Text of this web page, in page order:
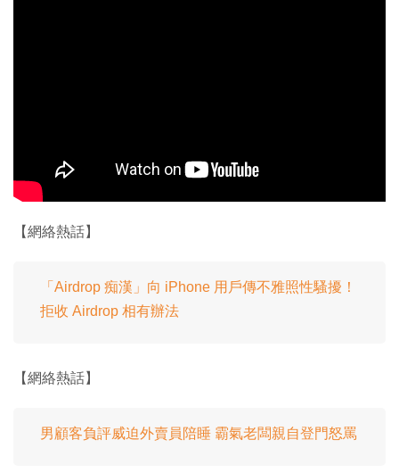
【網絡熱話】
「Airdrop 痴漢」向 iPhone 用戶傳不雅照性騷擾！
拒收 Airdrop 相有辦法
【網絡熱話】
男顧客負評威迫外賣員陪睡 霸氣老闆親自登門怒罵